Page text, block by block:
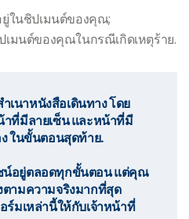
ในชิปเมนต์ของคุณ;
เมนต์ของคุณในกรณีเกิดเหตุร้าย.
นาหนังสือเดินทาง โดย
ที่มีลายเซ็น และหน้าที่มี
ในขั้นตอนสุดท้าย.
น์อยู่ตลอดทุกขั้นตอน แต่คุณ
ามความจริงมากที่สุด
ร์มเหล่านี้ให้กับเจ้าหน้าที่